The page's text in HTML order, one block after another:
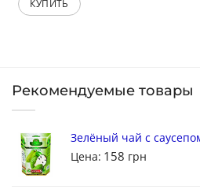
КУПИТЬ
Рекомендуемые товары
Зелёный чай с
Цена: 158 грн